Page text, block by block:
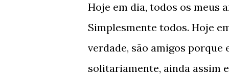
Hoje em dia, todos os meus
Simplesmente todos. Hoje
verdade, são amigos
solitariamente, ainda assim